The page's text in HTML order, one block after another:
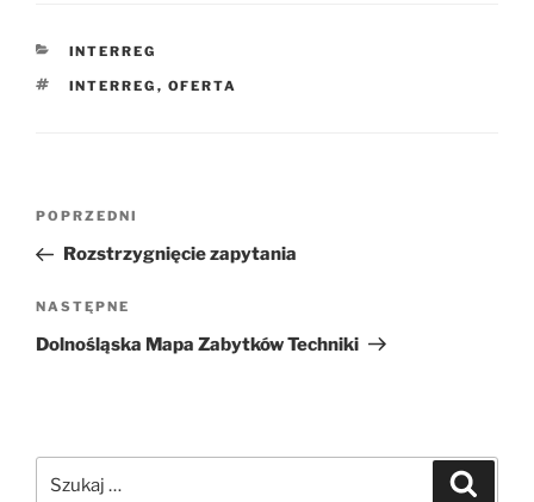
KATEGORIE
INTERREG
TAGI
INTERREG , OFERTA
Nawigacja
Poprzedni
wpis
POPRZEDNI
Rozstrzygnięcie zapytania
Następny
wpis
NASTĘPNE
Dolnośląska Mapa Zabytków Techniki